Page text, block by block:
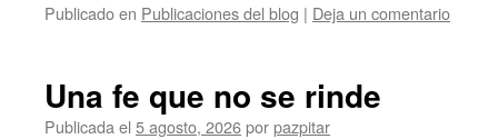
Publicado en Publicaciones del blog | Deja un comentario
Una fe que no se rinde
Publicada el 5 agosto, 2026porpazpitar